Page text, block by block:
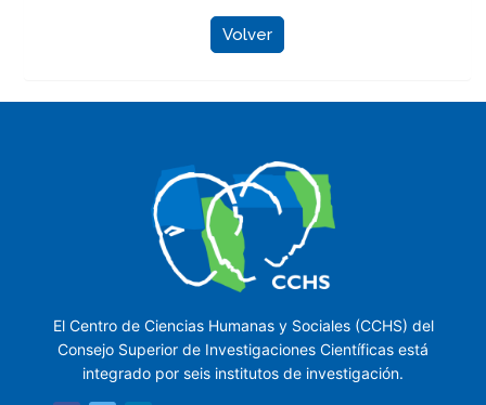
Volver
El Centro de Ciencias Humanas y Sociales (CCHS) del
Consejo Superior de Investigaciones Científicas está
integrado por seis institutos de investigación.